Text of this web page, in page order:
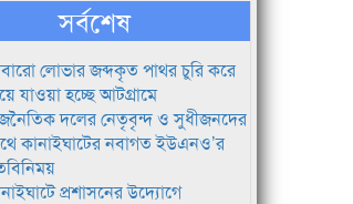
সর্বশেষ
লোভার জব্দকৃত পাথর চুরি করে
যাওয়া হচ্ছে আটগ্রামে
দলের নেতৃবৃন্দ ও সুধীজনদের
কানাইঘাটের নবাগত ইউএনও’র
প্রশাসনের উদ্যোগে